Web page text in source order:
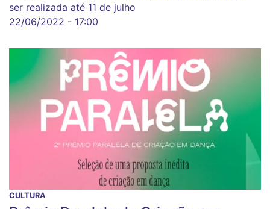
ser realizada até 11 de julho
22/06/2022 - 17:00
CULTURA